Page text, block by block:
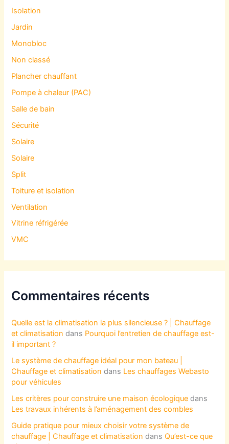
Isolation
Jardin
Monobloc
Non classé
Plancher chauffant
Pompe à chaleur (PAC)
Salle de bain
Sécurité
Solaire
Solaire
Split
Toiture et isolation
Ventilation
Vitrine réfrigérée
VMC
Commentaires récents
Quelle est la climatisation la plus silencieuse ? | Chauffage
et climatisation dans Pourquoi l’entretien de chauffage est-
il important ?
Le système de chauffage idéal pour mon bateau |
Chauffage et climatisation dans Les chauffages Webasto
pour véhicules
Les critères pour construire une maison écologique dans
Les travaux inhérents à l’aménagement des combles
Guide pratique pour mieux choisir votre système de
chauffage | Chauffage et climatisation dansQu’est-ce que